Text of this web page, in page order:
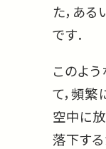
た，あ
です．
このよ
て，頻繁
空中に
落下す